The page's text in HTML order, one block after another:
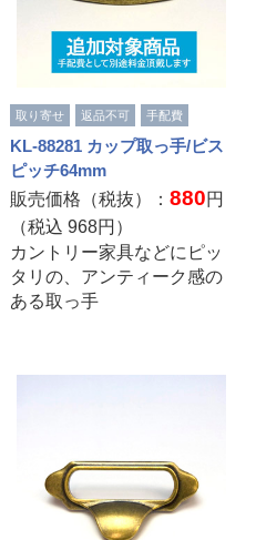
取り寄せ 返品不可 手配費
KL-88281 カップ取っ手/ビス
ピッチ64mm
販売価格（税抜）： 880円
（税込 968円）
カントリー家具などにピッ
タリの、アンティーク感の
ある取っ手